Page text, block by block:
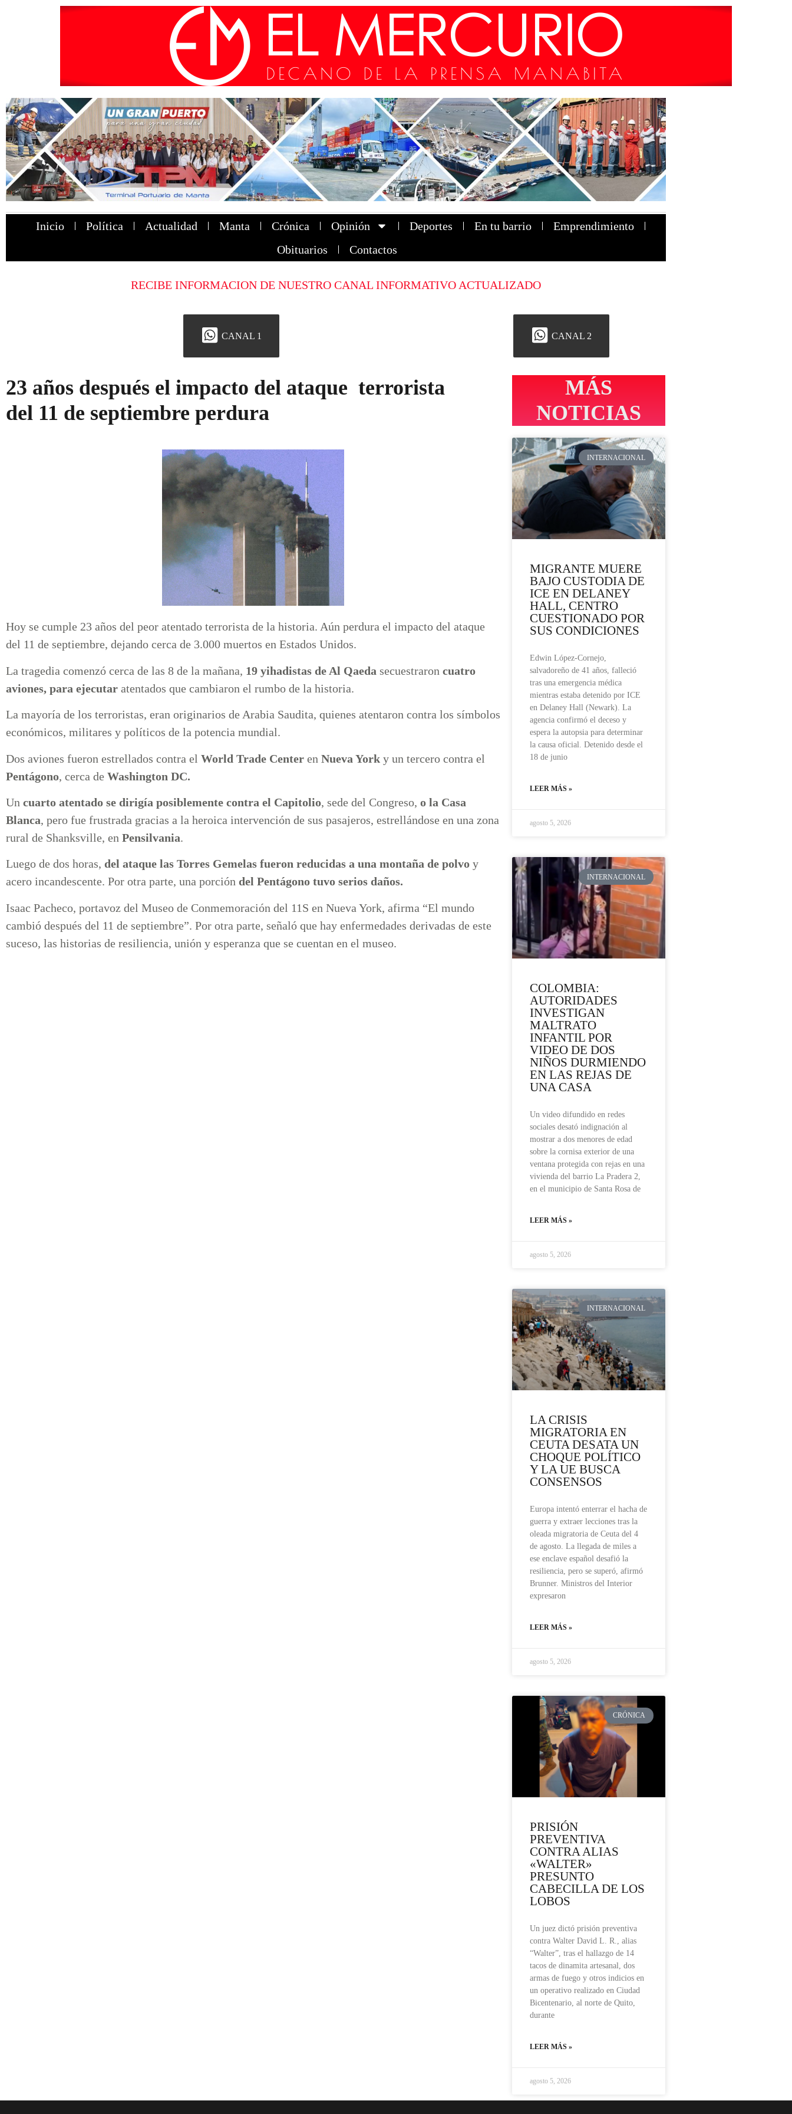
Inicio Política Actualidad Manta Crónica Opinión Deportes En tu barrio
Emprendimiento
Obituarios
Contactos
RECIBE INFORMACION DE NUESTRO CANAL INFORMATIVO ACTUALIZADO
CANAL 1 CANAL 2
23 años después el impacto del ataque terrorista
del 11 de septiembre perdura
Hoy se cumple 23 años del peor atentado terrorista de la historia. Aún perdura el impacto del ataque
del 11 de septiembre, dejando cerca de 3.000 muertos en Estados Unidos.
La tragedia comenzó cerca de las 8 de la mañana, 19 yihadistas de Al Qaeda secuestraron cuatro
aviones, para ejecutar atentados que cambiaron el rumbo de la historia.
La mayoría de los terroristas, eran originarios de Arabia Saudita, quienes atentaron contra los símbolos
económicos, militares y políticos de la potencia mundial.
Dos aviones fueron estrellados contra el World Trade Center en Nueva York y un tercero contra el
Pentágono, cerca de Washington DC.
Un cuarto atentado se dirigía posiblemente contra el Capitolio, sede del Congreso, o la Casa
Blanca, pero fue frustrada gracias a la heroica intervención de sus pasajeros, estrellándose en una zona
rural de Shanksville, en Pensilvania.
Luego de dos horas, del ataque las Torres Gemelas fueron reducidas a una montaña de polvo y
acero incandescente. Por otra parte, una porción del Pentágono tuvo serios daños.
Isaac Pacheco, portavoz del Museo de Conmemoración del 11S en Nueva York, afirma “El mundo
cambió después del 11 de septiembre”. Por otra parte, señaló que hay enfermedades derivadas de este
suceso, las historias de resiliencia, unión y esperanza que se cuentan en el museo.
MÁS
NOTICIAS
INTERNACIONAL
MIGRANTE MUERE
BAJO CUSTODIA DE
ICE EN DELANEY
HALL, CENTRO
CUESTIONADO POR
SUS CONDICIONES
Edwin López-Cornejo,
salvadoreño de 41 años, falleció
tras una emergencia médica
mientras estaba detenido por ICE
en Delaney Hall (Newark). La
agencia confirmó el deceso y
espera la autopsia para determinar
la causa oficial. Detenido desde el
18 de junio
LEER MÁS »
agosto 5, 2026
INTERNACIONAL
COLOMBIA:
AUTORIDADES
INVESTIGAN
MALTRATO
INFANTIL POR
VIDEO DE DOS
NIÑOS DURMIENDO
EN LAS REJAS DE
UNA CASA
Un video difundido en redes
sociales desató indignación al
mostrar a dos menores de edad
sobre la cornisa exterior de una
ventana protegida con rejas en una
vivienda del barrio La Pradera 2,
en el municipio de Santa Rosa de
LEER MÁS »
agosto 5, 2026
INTERNACIONAL
LA CRISIS
MIGRATORIA EN
CEUTA DESATA UN
CHOQUE POLÍTICO
Y LA UE BUSCA
CONSENSOS
Europa intentó enterrar el hacha de
guerra y extraer lecciones tras la
oleada migratoria de Ceuta del 4
de agosto. La llegada de miles a
ese enclave español desafió la
resiliencia, pero se superó, afirmó
Brunner. Ministros del Interior
expresaron
LEER MÁS »
agosto 5, 2026
CRÓNICA
PRISIÓN
PREVENTIVA
CONTRA ALIAS
«WALTER»
PRESUNTO
CABECILLA DE LOS
LOBOS
Un juez dictó prisión preventiva
contra Walter David L. R., alias
“Walter”, tras el hallazgo de 14
tacos de dinamita artesanal, dos
armas de fuego y otros indicios en
un operativo realizado en Ciudad
Bicentenario, al norte de Quito,
durante
LEER MÁS »
agosto 5, 2026